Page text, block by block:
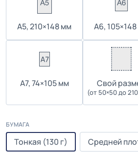
А5, 210×148 мм А6,
А7, 74×105 мм Cвой
(от 50×50 до
БУМАГА
Тонкая (130 г) Средней